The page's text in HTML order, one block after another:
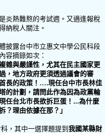
炎熱難熬的考試週。又適逢報稅
納稅人關注。
披露台中市立惠文中學公民科段
容摘錄如次：
雜與嚴謹性，尤其在民主國家更
，地方政府更須透過議會的審
長的政策！….現任台中市長林佳
的計劃，請問此作為因為政黨輪
任台北市長欲拆巨蛋！...為什麼
？理由依據在那？」
，其中一選擇題提到 我國某縣財